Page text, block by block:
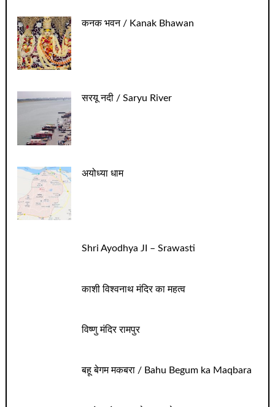
कनक भवन / Kanak Bhawan
सरयू नदी / Saryu River
अयोध्या धाम
Shri Ayodhya JI – Srawasti
काशी विश्वनाथ मंदिर का महत्व
विष्णु मंदिर रामपुर
बहू बेगम मकबरा / Bahu Begum ka Maqbara